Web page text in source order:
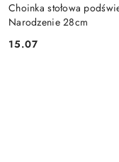
Choinka stołowa
Narodzenie 28cm
Cena:
15.07